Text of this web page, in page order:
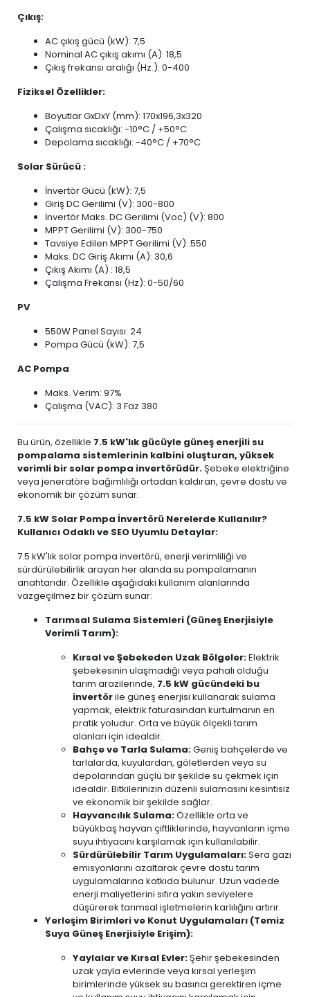
Çıkış:
AC çıkış gücü (kW): 7,5
Nominal AC çıkış akımı (A): 18,5
Çıkış frekansı aralığı (Hz.): 0-400
Fiziksel Özellikler:
Boyutlar GxDxY (mm): 170x196,3x320
Çalışma sıcaklığı: -10°C / +50°C
Depolama sıcaklığı: -40°C / +70°C
Solar Sürücü :
İnvertör Gücü (kW): 7,5
Giriş DC Gerilimi (V): 300-800
İnvertör Maks. DC Gerilimi (Voc) (V): 800
MPPT Gerilimi (V): 300-750
Tavsiye Edilen MPPT Gerilimi (V): 550
Maks. DC Giriş Akımı (A): 30,6
Çıkış Akımı (A) : 18,5
Çalışma Frekansı (Hz): 0-50/60
PV
550W Panel Sayısı: 24
Pompa Gücü (kW): 7,5
AC Pompa
Maks. Verim: 97%
Çalışma (VAC): 3 Faz 380
Bu ürün, özellikle 7.5 kW'lık gücüyle güneş enerjili su
pompalama sistemlerinin kalbini oluşturan, yüksek
verimli bir solar pompa invertörüdür.Şebeke elektriğine
veya jeneratöre bağımlılığı ortadan kaldıran, çevre dostu ve
ekonomik bir çözüm sunar.
7.5 kW Solar Pompa İnvertörü Nerelerde Kullanılır?
Kullanıcı Odaklı ve SEO Uyumlu Detaylar:
7.5 kW'lık solar pompa invertörü, enerji verimliliği ve
sürdürülebilirlik arayan her alanda su pompalamanın
anahtarıdır. Özellikle aşağıdaki kullanım alanlarında
vazgeçilmez bir çözüm sunar:
Tarımsal Sulama Sistemleri (Güneş Enerjisiyle
Verimli Tarım):
Kırsal ve Şebekeden Uzak Bölgeler:Elektrik
şebekesinin ulaşmadığı veya pahalı olduğu
tarım arazilerinde, 7.5 kW gücündeki bu
invertörile güneş enerjisi kullanarak sulama
yapmak, elektrik faturasından kurtulmanın en
pratik yoludur. Orta ve büyük ölçekli tarım
alanları için idealdir.
Bahçe ve Tarla Sulama:Geniş bahçelerde ve
tarlalarda, kuyulardan, göletlerden veya su
depolarından güçlü bir şekilde su çekmek için
idealdir. Bitkilerinizin düzenli sulamasını kesintisiz
ve ekonomik bir şekilde sağlar.
Hayvancılık Sulama:Özellikle orta ve
büyükbaş hayvan çiftliklerinde, hayvanların içme
suyu ihtiyacını karşılamak için kullanılabilir.
Sürdürülebilir Tarım Uygulamaları:Sera gazı
emisyonlarını azaltarak çevre dostu tarım
uygulamalarına katkıda bulunur. Uzun vadede
enerji maliyetlerini sıfıra yakın seviyelere
düşürerek tarımsal işletmelerin karlılığını artırır.
Yerleşim Birimleri ve Konut Uygulamaları (Temiz
Suya Güneş Enerjisiyle Erişim):
Yaylalar ve Kırsal Evler:Şehir şebekesinden
uzak yayla evlerinde veya kırsal yerleşim
birimlerinde yüksek su basıncı gerektiren içme